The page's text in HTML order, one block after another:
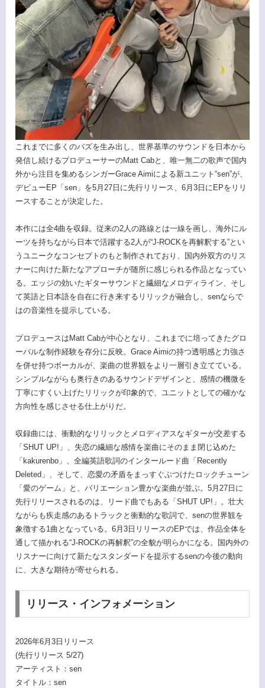
これまでに多くのバズを生み出し、世界基準のサウンドを日本から
発信し続けるプロデューサーのMatt Cabと、唯一無二の歌声で国内
外から注目を集めるシンガーGrace Aimiによる新ユニット“sen”が、
デビューEP「sen」を5月27日に先行リリース、6月3日にEPをリリ
ースすることが決定した。
本作には全4曲を収録。従来の2人の路線とは一線を画し、海外にル
ーツを持ちながら日本で活躍する2人が“J-ROCKを再解釈する”とい
うユニークなコンセプトのもと制作されており、国内外双方のリス
ナーに向けた新たなアプローチが随所に感じられる作品となってい
る。エッジの効いたギターサウンドと繊細なメロディライン、そし
て英語と日本語を自在に行き来するリリックが融合し、senならで
はの音楽性を提示している。
プロデュースはMatt Cabが中心となり、これまでに培ってきたグロ
ーバルな制作経験を存分に反映。Grace Aimiの持つ透明感と力強さ
を併せ持つボーカルが、楽曲の世界観をより一層引き立てている。
シンプルながらも奥行きのあるサウンドデザインと、感情の機微を
丁寧にすくい上げたリリックが印象的で、ユニットとしての確かな
方向性を感じさせる仕上がりだ。
収録曲には、衝動的なリリックとメロディアスなギターが交差する
「SHUT UP!」、失恋の繊細な感情を楽曲にそのまま閉じ込めた
「kakurenbo」、全編英語歌詞のインタールード曲「Recently
Deleted」、そして、恋愛の矛盾をまっすぐぶつけたロックチューン
「愛のゲーム」と、バリエーション豊かな楽曲が並ぶ。5月27日に
先行リリースされるのは、リード曲でもある「SHUT UP!」。壮大
ながらも疾走感のあるトラックと衝動的な歌詞で、senの世界観を
象徴する1曲となっている。6月3日リリースのEPでは、作品全体を
通して描かれる“J-ROCKの再解釈”の全貌が明らかになる。国内外の
リスナーに向けて新たなスタンダードを提示するsenの今後の動向
に、大きな期待が寄せられる。
リリース・インフォメーション
2026年6月3日リリース
(先行リリース 5/27)
アーティスト：sen
タイトル：sen